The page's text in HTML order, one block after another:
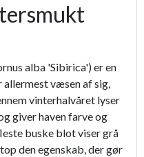
alba 'Sibirica') er en
væsen af sig,
vinterhalvåret lyser
giver haven farve og
buske blot viser grå
den egenskab, der gør